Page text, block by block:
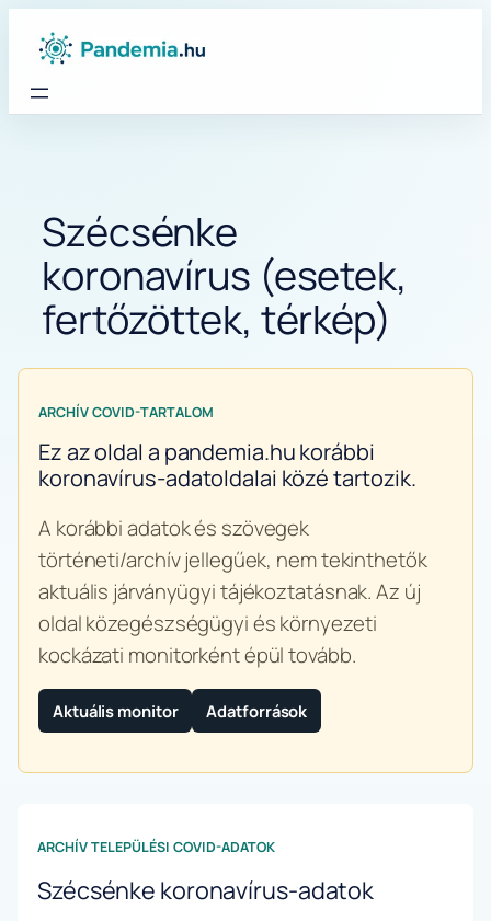
Szécsénke
koronavírus (esetek,
fertőzöttek, térkép)
ARCHÍV COVID-TARTALOM
Ez az oldal a pandemia.hu korábbi
koronavírus-adatoldalai közé tartozik.
A korábbi adatok és szövegek
történeti/archív jellegűek, nem tekinthetők
aktuális járványügyi tájékoztatásnak. Az új
oldal közegészségügyi és környezeti
kockázati monitorként épül tovább.
Aktuális monitor Adatforrások
ARCHÍV TELEPÜLÉSI COVID-ADATOK
Szécsénke koronavírus-adatok